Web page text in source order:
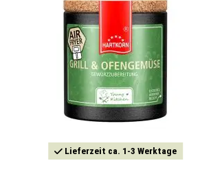
Lieferzeit ca. 1-3 Werktage